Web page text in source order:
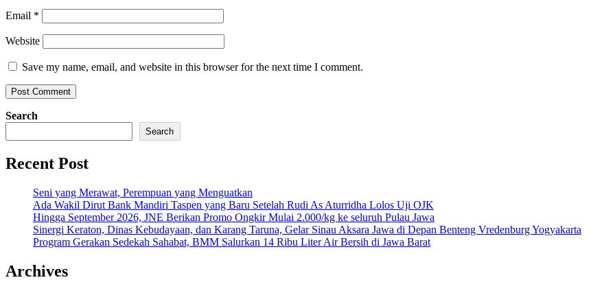
Email *
Website
Save my name, email, and website in this browser for the next time I comment.
Search
Search
Recent Post
Seni yang Merawat, Perempuan yang Menguatkan
Ada Wakil Dirut Bank Mandiri Taspen yang Baru Setelah Rudi As Aturridha Lolos Uji OJK
Hingga September 2026, JNE Berikan Promo Ongkir Mulai 2.000/kg ke seluruh Pulau Jawa
Sinergi Keraton, Dinas Kebudayaan, dan Karang Taruna, Gelar Sinau Aksara Jawa di Depan Benteng Vredenburg Yogyakarta
Program Gerakan Sedekah Sahabat, BMM Salurkan 14 Ribu Liter Air Bersih di Jawa Barat
Archives